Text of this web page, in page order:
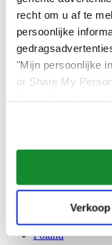
recht om u af te
persoonlijke
"Mijn persoonlijke
or Share My
Austria
Belgium
Dutch
Français
China
English
简体中文
English
Netherlands
Norway
Poland